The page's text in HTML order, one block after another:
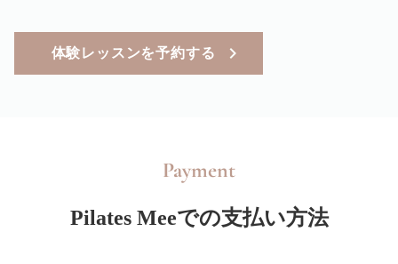
体験レッスンを予約する
Payment
Pilates Meeでの支払い方法